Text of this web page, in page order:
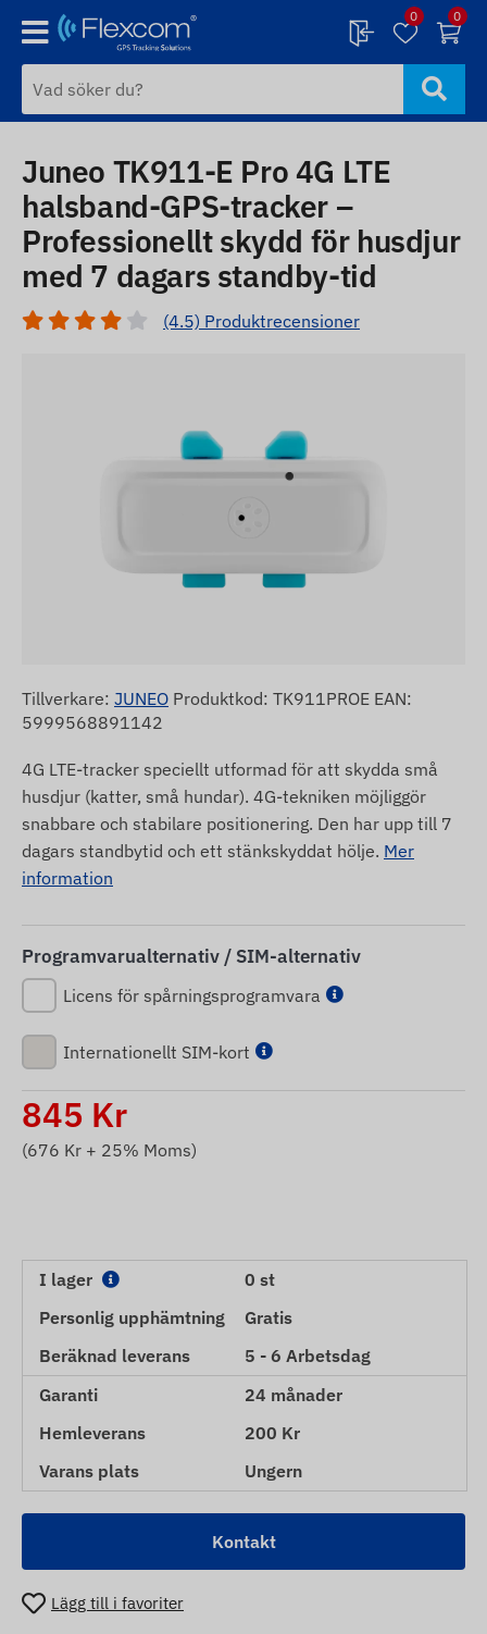
0 0
Juneo TK911-E Pro 4G LTE
halsband-GPS-tracker –
Professionellt skydd för husdjur
med 7 dagars standby-tid
(4.5) Produktrecensioner
Tillverkare: JUNEO Produktkod: TK911PROE EAN:
5999568891142
4G LTE-tracker speciellt utformad för att skydda små
husdjur (katter, små hundar). 4G-tekniken möjliggör
snabbare och stabilare positionering. Den har upp till 7
dagars standbytid och ett stänkskyddat hölje. Mer
information
Programvarualternativ / SIM-alternativ
Licens för spårningsprogramvara
Internationellt SIM-kort
845 Kr
(676 Kr + 25% Moms)
I lager
0 st
Personlig upphämtning
Gratis
Beräknad leverans
5 - 6 Arbetsdag
Garanti
24 månader
Hemleverans
200 Kr
Varans plats
Ungern
Kontakt
Lägg till i favoriter